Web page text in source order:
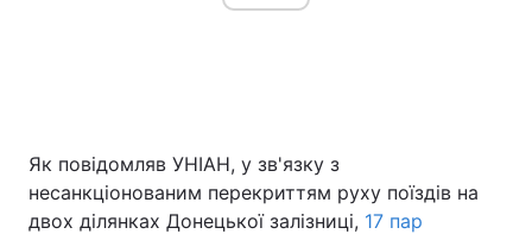
Як повідомляв УНІАН, у зв'язку з
несанкціонованим перекриттям руху поїздів на
двох ділянках Донецької залізниці, 17 пар